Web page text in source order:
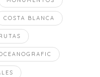
COSTA BLANCA